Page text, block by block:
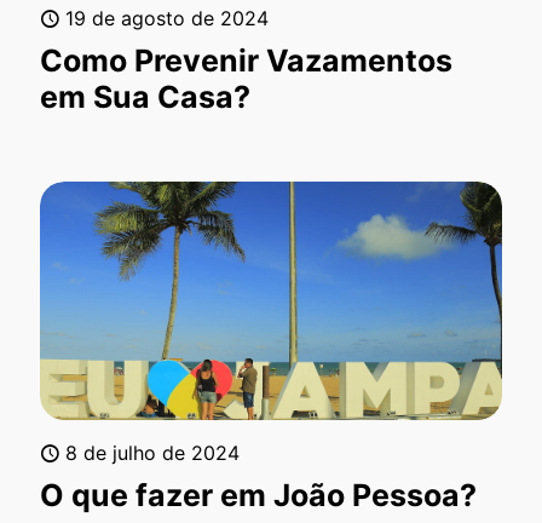
19 de agosto de 2024
Como Prevenir Vazamentos
em Sua Casa?
8 de julho de 2024
O que fazer em João Pessoa?